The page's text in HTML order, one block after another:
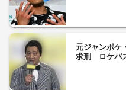
元ジャンポケ
求刑 ロケバ